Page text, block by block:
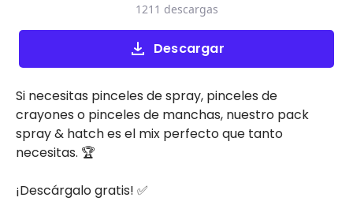
Descargar
1211 descargas
Si necesitas pinceles de spray, pinceles de
crayones o pinceles de manchas, nuestro pack
spray & hatch es el mix perfecto que tanto
necesitas. 🏆
¡Descárgalo gratis! ✅